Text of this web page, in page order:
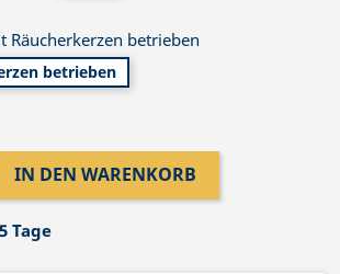
betrieben
betrieben
IN DEN WARENKORB
Tage